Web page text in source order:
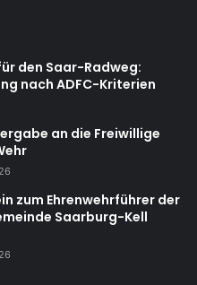
den Saar-Radweg:
nach ADFC-Kriterien
an die Freiwillige
zum Ehrenwehrführer der
Saarburg-Kell